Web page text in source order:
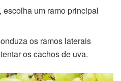
escolha um ramo principal
os ramos laterais
os cachos de uva.